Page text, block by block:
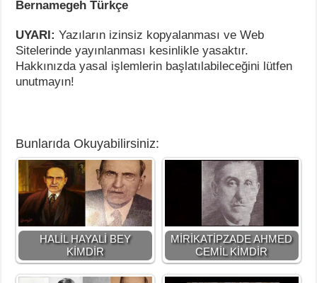
Bernamegeh Türkçe
UYARI: Yazıların izinsiz kopyalanması ve Web
Sitelerinde yayınlanması kesinlikle yasaktır.
Hakkınızda yasal işlemlerin başlatılabileceğini lütfen
unutmayın!
Bunlarıda Okuyabilirsiniz:
HALİL HAYALİ BEY
KİMDİR
MİRİKATİPZADE AHMED
CEMİL KİMDİR